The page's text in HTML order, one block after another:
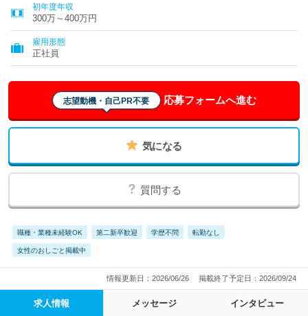
初年度年収
300万～400万円
雇用形態
正社員
志望動機・自己PR不要 応募フォームへ進む
気になる
質問する
職種・業種未経験OK 第二新卒歓迎 学歴不問 転勤なし
女性のおしごと掲載中
情報更新日：2026/06/26 掲載終了予定日：2026/09/24
求人情報 メッセージ インタビュー